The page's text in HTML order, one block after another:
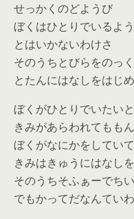
せっかくのどようび
ぼくはひとりでいるよ
とはいかないわけさ
そのうちとびらをのっ
とたんにはなしをはじ
ぼくがひとりでいたい
きみがあらわれてもも
ぼくがなにかをしてい
きみはきゅうにはなし
そのうちそふぁーでち
でもかってだなんてい